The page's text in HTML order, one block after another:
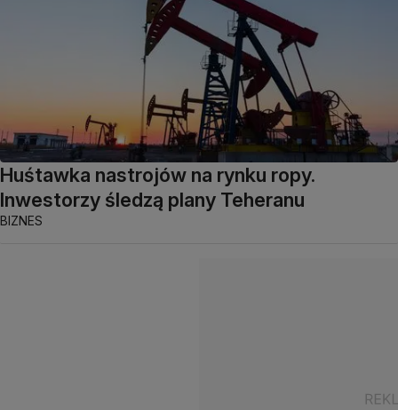
Huśtawka nastrojów na rynku ropy.
Inwestorzy śledzą plany Teheranu
BIZNES